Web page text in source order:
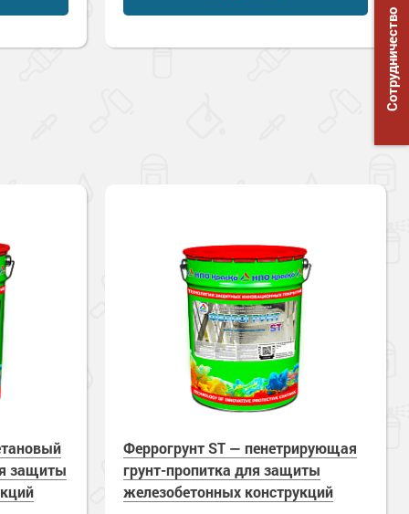
защиты
Феррогрунт ST — пенетрирующая
грунт-пропитка для защиты
железобетонных конструкций
Сотрудничество